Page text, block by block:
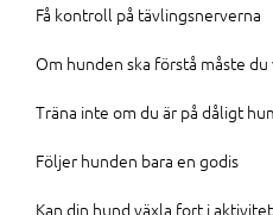
Få kontroll på tävlingsnerverna
Om hunden ska förstå måste
Träna inte om du är på dåligt
Följer hunden bara en godis
Kan din hund växla fort i